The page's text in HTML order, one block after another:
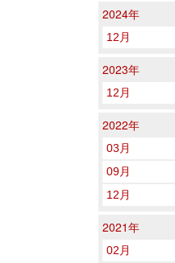
2024年
12月
2023年
12月
2022年
03月
09月
12月
2021年
02月